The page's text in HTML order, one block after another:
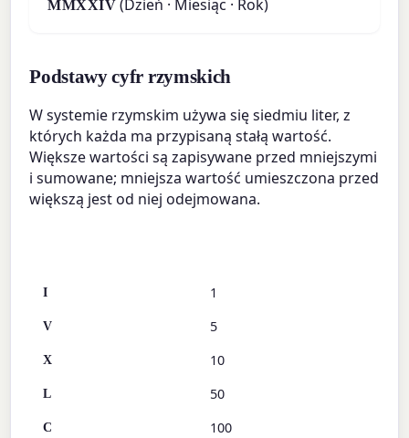
MMXXIV (Dzień · Miesiąc · Rok)
Podstawy cyfr rzymskich
W systemie rzymskim używa się siedmiu liter, z
których każda ma przypisaną stałą wartość.
Większe wartości są zapisywane przed mniejszymi
i sumowane; mniejsza wartość umieszczona przed
większą jest od niej odejmowana.
I 1
V 5
X 10
L 50
C 100